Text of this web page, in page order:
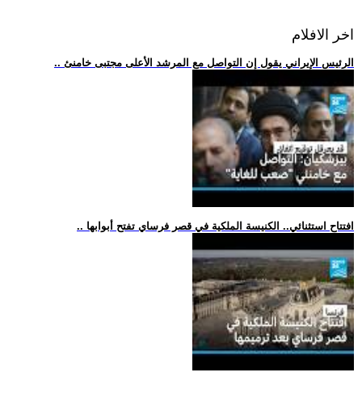
اخر الافلام
.. الرئيس الإيراني يقول إن التواصل مع المرشد الأعلى مجتبى خامنئ
.. افتتاح استثنائي.. الكنيسة الملكية في قصر فرساي تفتح أبوابها